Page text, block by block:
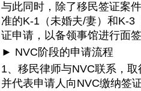
与此同时，除了移民签证案
准的K-1（未婚夫/妻）和K-3
证申请，以备领事馆进行面签
► NVC阶段的申请流程
1、移民律师与NVC联系，
并代表申请人向NVC缴纳签